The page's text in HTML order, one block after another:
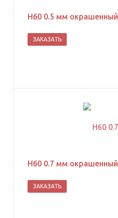
Н60 0.5 мм окрашенный
ЗАКАЗАТЬ
Н60 0.7 мм окрашенный
ЗАКАЗАТЬ